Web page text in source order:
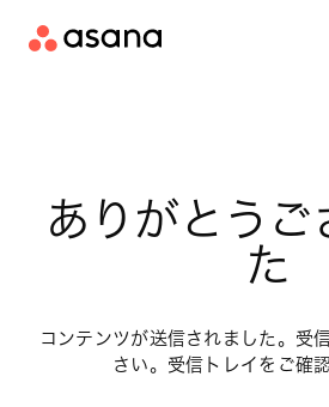
セールスチームに問い
ありがとうご
た
コンテンツが送信されました。受
さい。受信トレイをご確